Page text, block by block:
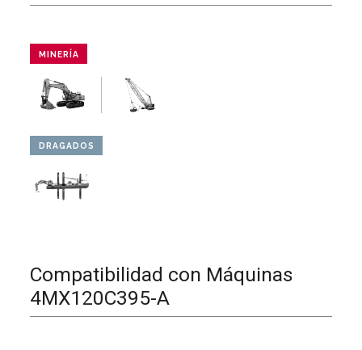
MINERÍA
DRAGADOS
Compatibilidad con Máquinas
4MX120C395-A